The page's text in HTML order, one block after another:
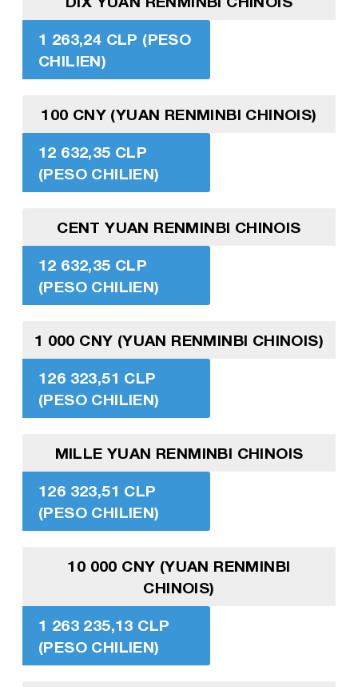
1 263,24 CLP (PESO
CHILIEN)
100 CNY (YUAN RENMINBI CHINOIS)
12 632,35 CLP
(PESO CHILIEN)
CENT YUAN RENMINBI CHINOIS
12 632,35 CLP
(PESO CHILIEN)
1 000 CNY (YUAN RENMINBI CHINOIS)
126 323,51 CLP
(PESO CHILIEN)
MILLE YUAN RENMINBI CHINOIS
126 323,51 CLP
(PESO CHILIEN)
10 000 CNY (YUAN RENMINBI
CHINOIS)
1 263 235,13 CLP
(PESO CHILIEN)